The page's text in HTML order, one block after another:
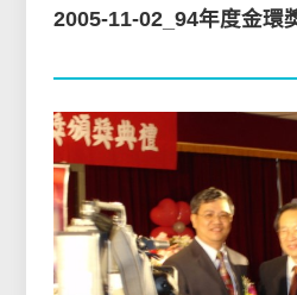
2005-11-02_94年度金環